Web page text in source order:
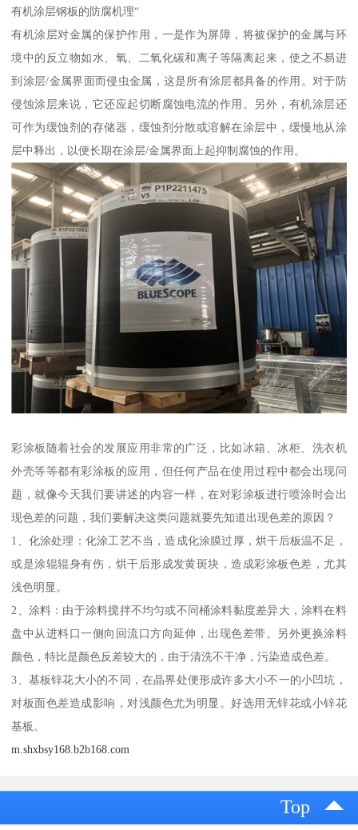
有机涂层钢板的防腐机理“
有机涂层对金属的保护作用，一是作为屏障，将被保护的金属与环
境中的反立物如水、氧、二氧化碳和离子等隔离起来，使之不易进
到涂层/金属界面而侵虫金属，这是所有涂层都具备的作用。对于防
侵蚀涂层来说，它还应起切断腐蚀电流的作用。另外，有机涂层还
可作为缓蚀剂的存储器，缓蚀剂分散或溶解在涂层中，缓慢地从涂
层中释出，以便长期在涂层/金属界面上起抑制腐蚀的作用。
彩涂板随着社会的发展应用非常的广泛，比如冰箱、冰柜、洗衣机
外壳等等都有彩涂板的应用，但任何产品在使用过程中都会出现问
题，就像今天我们要讲述的内容一样，在对彩涂板进行喷涂时会出
现色差的问题，我们要解决这类问题就要先知道出现色差的原因？
1、化涂处理：化涂工艺不当，造成化涂膜过厚，烘干后板温不足，
或是涂辊辊身有伤，烘干后形成发黄斑块，造成彩涂板色差，尤其
浅色明显。
2、涂料：由于涂料搅拌不均匀或不同桶涂料黏度差异大，涂料在料
盘中从进料口一侧向回流口方向延伸，出现色差带。另外更换涂料
颜色，特比是颜色反差较大的，由于清洗不干净，污染造成色差。
3、基板锌花大小的不同，在晶界处便形成许多大小不一的小凹坑，
对板面色差造成影响，对浅颜色尤为明显。好选用无锌花或小锌花
基板。
m.shxbsy168.b2b168.com
Top